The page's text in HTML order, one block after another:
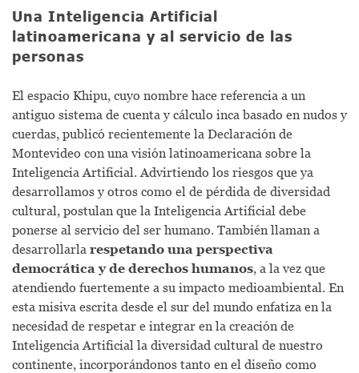
Una Inteligencia Artificial
latinoamericana y al servicio de las
personas
El espacio Khipu, cuyo nombre hace referencia a un
antiguo sistema de cuenta y cálculo inca basado en nudos y
cuerdas, publicó recientemente la Declaración de
Montevideo con una visión latinoamericana sobre la
Inteligencia Artificial. Advirtiendo los riesgos que ya
desarrollamos y otros como el de pérdida de diversidad
cultural, postulan que la Inteligencia Artificial debe
ponerse al servicio del ser humano. También llaman a
desarrollarla respetando una perspectiva
democrática y de derechos humanos, a la vez que
atendiendo fuertemente a su impacto medioambiental. En
esta misiva escrita desde el sur del mundo enfatiza en la
necesidad de respetar e integrar en la creación de
Inteligencia Artificial la diversidad cultural de nuestro
continente, incorporándonos tanto en el diseño como